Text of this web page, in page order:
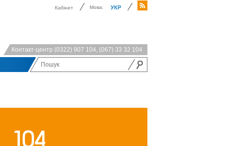
Кабінет Мова: УКР
Контакт-центр (0322) 907 104, (067) 33 32 104